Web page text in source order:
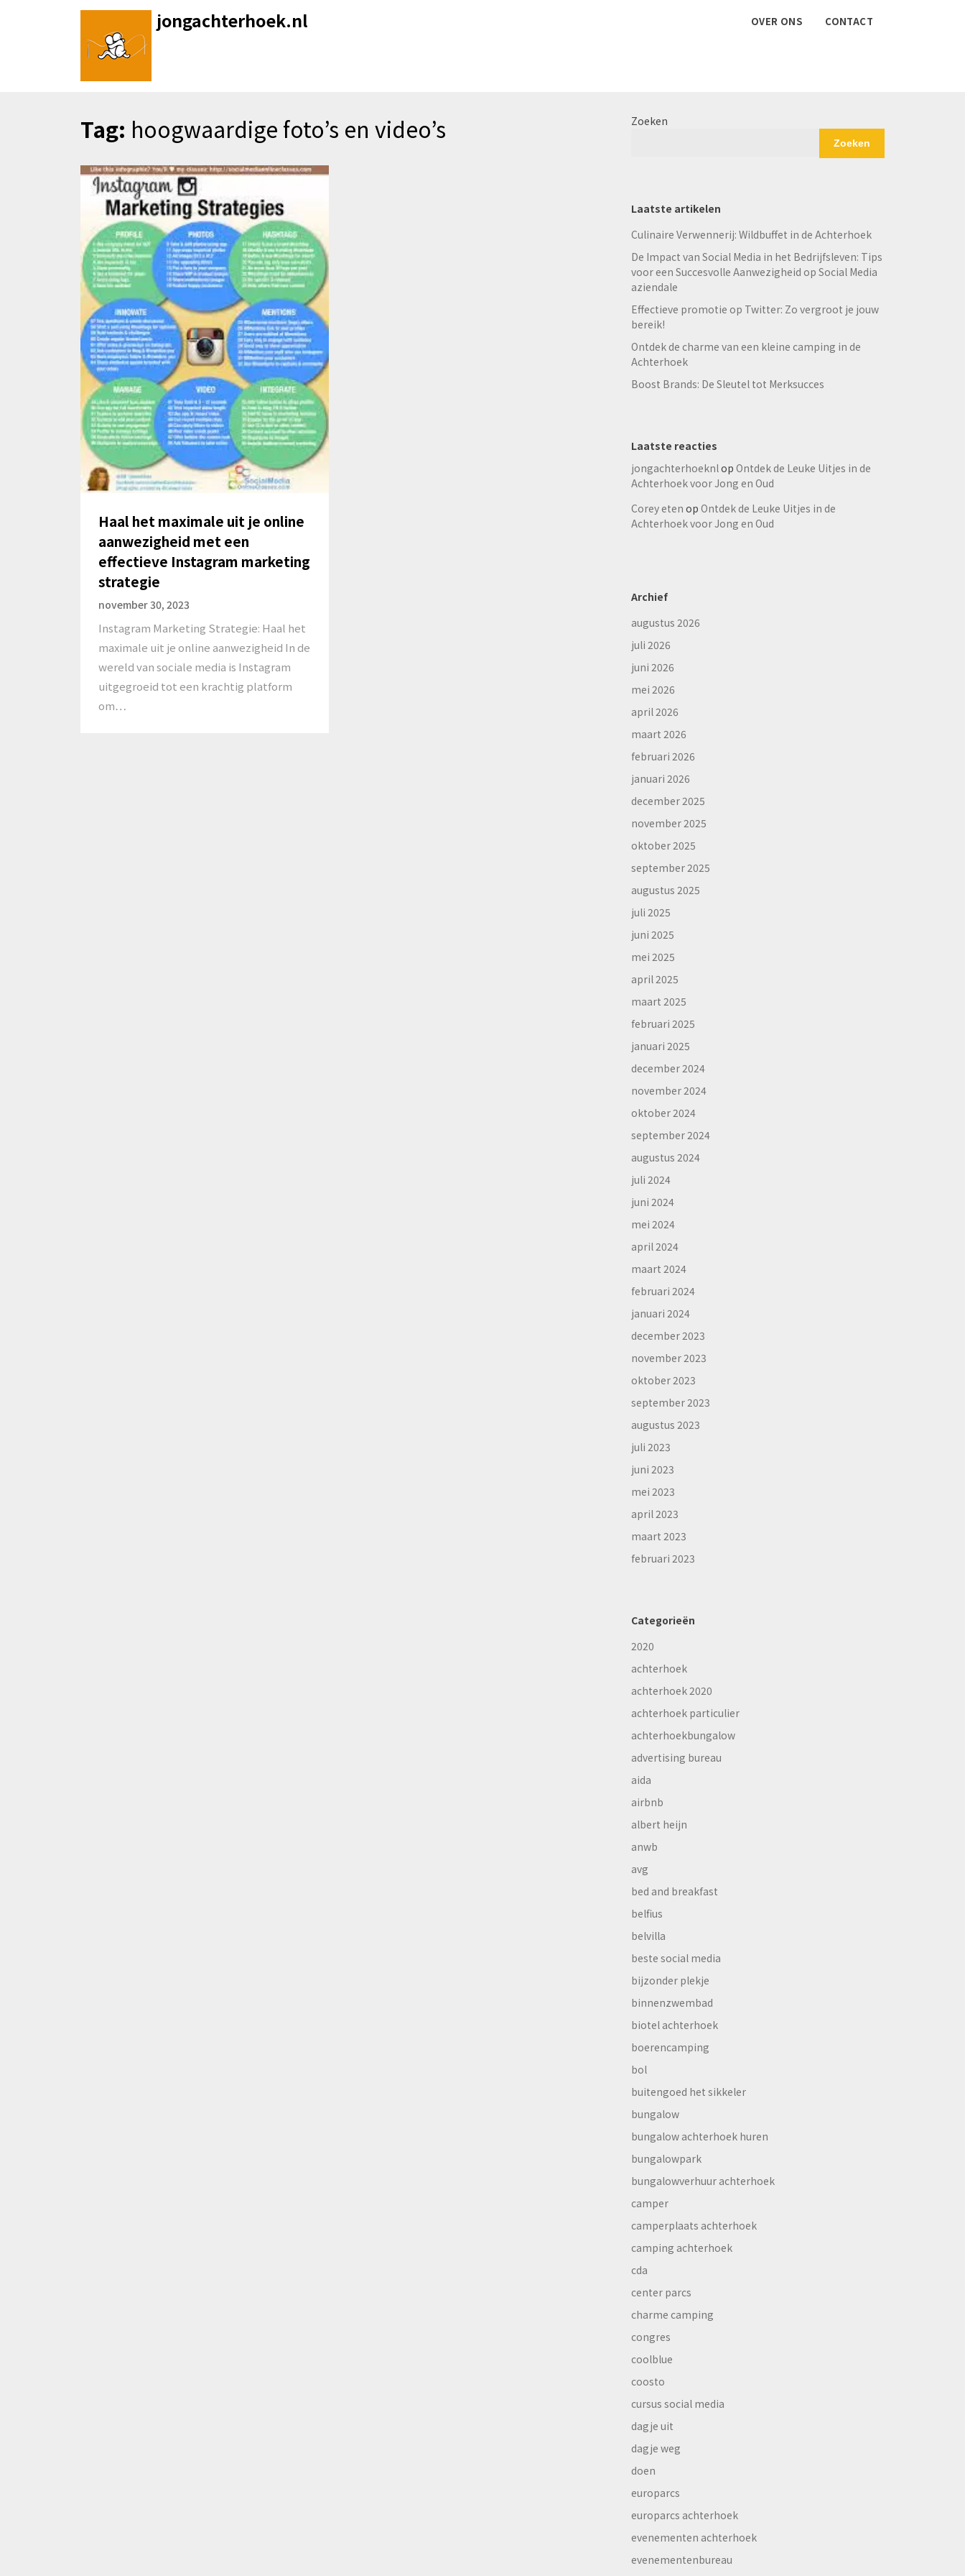
jongachterhoek.nl OVER ONS CONTACT
Tag: hoogwaardige foto’s en video’s
Haal het maximale uit je online
aanwezigheid met een
effectieve Instagram marketing
strategie
november 30, 2023
Instagram Marketing Strategie: Haal het
maximale uit je online aanwezigheid In de
wereld van sociale media is Instagram
uitgegroeid tot een krachtig platform
om…
Zoeken
Zoeken
Laatste artikelen
Culinaire Verwennerij: Wildbuffet in de Achterhoek
De Impact van Social Media in het Bedrijfsleven: Tips
voor een Succesvolle Aanwezigheid op Social Media
aziendale
Effectieve promotie op Twitter: Zo vergroot je jouw
bereik!
Ontdek de charme van een kleine camping in de
Achterhoek
Boost Brands: De Sleutel tot Merksucces
Laatste reacties
jongachterhoeknlop Ontdek de Leuke Uitjes in de
Achterhoek voor Jong en Oud
Corey eten op Ontdek de Leuke Uitjes in de
Achterhoek voor Jong en Oud
Archief
augustus 2026
juli 2026
juni 2026
mei 2026
april 2026
maart 2026
februari 2026
januari 2026
december 2025
november 2025
oktober 2025
september 2025
augustus 2025
juli 2025
juni 2025
mei 2025
april 2025
maart 2025
februari 2025
januari 2025
december 2024
november 2024
oktober 2024
september 2024
augustus 2024
juli 2024
juni 2024
mei 2024
april 2024
maart 2024
februari 2024
januari 2024
december 2023
november 2023
oktober 2023
september 2023
augustus 2023
juli 2023
juni 2023
mei 2023
april 2023
maart 2023
februari 2023
Categorieën
2020
achterhoek
achterhoek 2020
achterhoek particulier
achterhoekbungalow
advertising bureau
aida
airbnb
albert heijn
anwb
avg
bed and breakfast
belfius
belvilla
beste social media
bijzonder plekje
binnenzwembad
biotel achterhoek
boerencamping
bol
buitengoed het sikkeler
bungalow
bungalow achterhoek huren
bungalowpark
bungalowverhuur achterhoek
camper
camperplaats achterhoek
camping achterhoek
cda
center parcs
charme camping
congres
coolblue
coosto
cursus social media
dagje uit
dagje weg
doen
europarcs
europarcs achterhoek
evenementen achterhoek
evenementenbureau